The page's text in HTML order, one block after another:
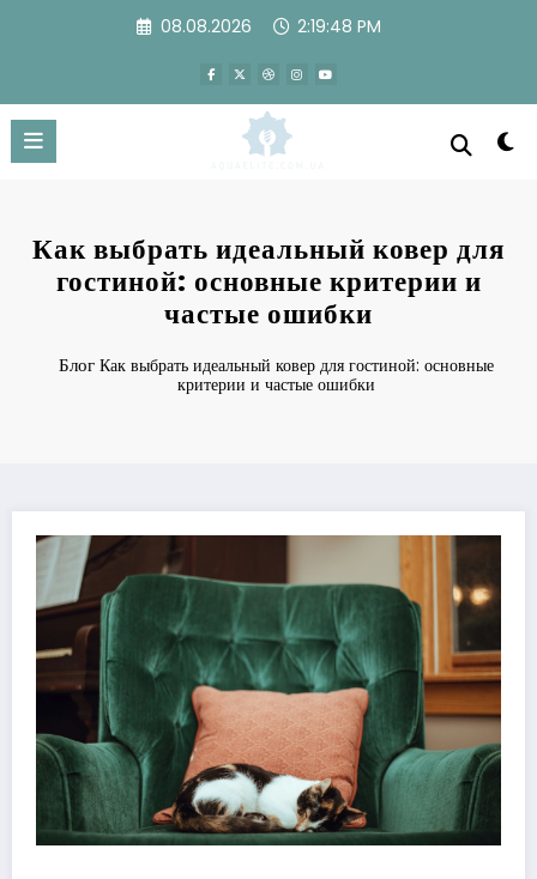
08.08.2026 2:19:48 PM
Как выбрать идеальный ковер для
гостиной: основные критерии и
частые ошибки
Блог Как выбрать идеальный ковер для гостиной: основные
критерии и частые ошибки